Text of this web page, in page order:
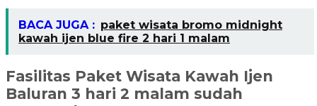
BACA JUGA : paket wisata bromo midnight
kawah ijen blue fire 2 hari 1 malam
Fasilitas Paket Wisata Kawah Ijen
Baluran 3 hari 2 malam sudah